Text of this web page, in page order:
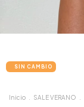
Inicio . SALE VERANO .